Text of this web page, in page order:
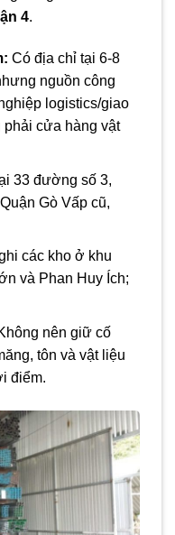
4.
Có địa chỉ tại 6-8
nguồn công
logistics/giao
phải cửa hàng vật
33 đường số 3,
Gò Vấp cũ,
các kho ở khu
và Phan Huy Ích;
nên giữ cố
tôn và vật liệu
điểm.